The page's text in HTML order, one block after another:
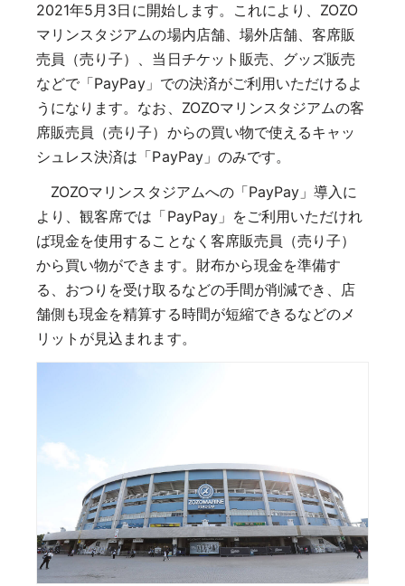
2021年5月3日に開始します。これにより、ZOZO
マリンスタジアムの場内店舗、場外店舗、客席販
売員（売り子）、当日チケット販売、グッズ販売
などで「PayPay」での決済がご利用いただけるよ
うになります。なお、ZOZOマリンスタジアムの客
席販売員（売り子）からの買い物で使えるキャッ
シュレス決済は「PayPay」のみです。
ZOZOマリンスタジアムへの「PayPay」導入に
より、観客席では「PayPay」をご利用いただけれ
ば現金を使用することなく客席販売員（売り子）
から買い物ができます。財布から現金を準備す
る、おつりを受け取るなどの手間が削減でき、店
舗側も現金を精算する時間が短縮できるなどのメ
リットが見込まれます。